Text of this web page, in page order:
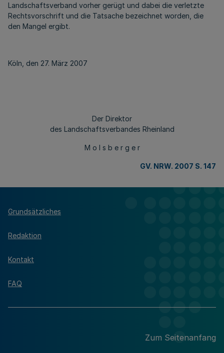
Landschaftsverband vorher gerügt und dabei die verletzte
Rechtsvorschrift und die Tatsache bezeichnet worden, die
den Mangel ergibt.
Köln, den 27. März 2007
Der Direktor
des Landschaftsverbandes Rheinland
M o l s b e r g e r
GV. NRW. 2007 S. 147
Grundsätzliches
Redaktion
Kontakt
FAQ
Zum Seitenanfang